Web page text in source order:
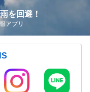
を回避！
アプリ